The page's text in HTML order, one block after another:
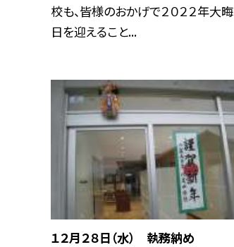
校も、皆様のおかげで２０２２年大晦
日を迎えること...
１２月２８日（水） 執務納め